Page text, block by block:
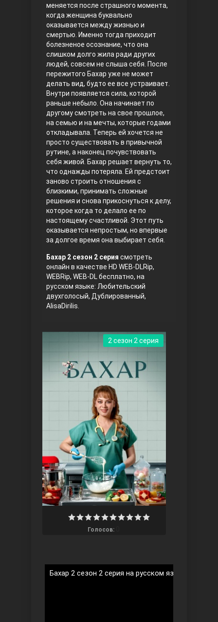
Любовь напрокат
Воскресший Эртугрул
Три сестры
Ветреный холм
Ты назови
Запретный плод
меняется после страшного момента,
когда женщина буквально
оказывается между жизнью и
смертью. Именно тогда приходит
болезненое осознание, что она
слишком долго жила ради других
людей, совсем не слыша себя. После
пережитого Бахар уже не может
делать вид, будто ее все устраивает.
Внутри появляется сила, которой
раньше небыло. Она начинает по
другому смотреть на свое прошлое,
на семью и на мечты, которые годами
откладывала. Теперь ей хочется не
просто существовать в привычной
рутине, а наконец почувствовать
себя живой. Бахар решает вернуть то,
что однажды потеряла. Ей предстоит
заново строить отношения с
близкими, принимать сложные
решения и снова прикоснуться к делу,
которое когда то делало ее по
настоящему счастливой. Этот путь
оказывается непростым, но впервые
за долгое время она выбирает себя.
Бахар 2 сезон 2 серия смотреть
онлайн в качестве HD WEB-DLRip,
WEBRip, WEB-DL бесплатно, на
русском языке: Любительский
двухголосый, Дублированный,
AlisaDirilis.
Голосов:
2 сезон 2 серия
Бахар 2 сезон 2 серия на русском языке